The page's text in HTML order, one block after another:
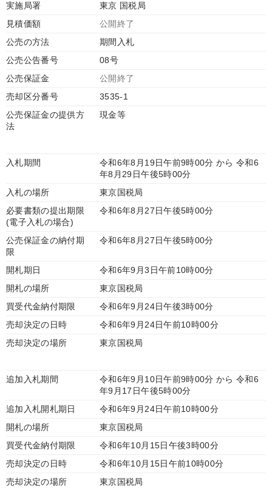
実施局署
東京 国税局
見積価額
公開終了
公売の方法
期間入札
公売公告番号
08号
公売保証金
公開終了
売却区分番号
3535-1
公売保証金の提供方
法
現金等
入札期間
令和6年8月19日午前9時00分 から 令和6
年8月29日午後5時00分
入札の場所
東京国税局
必要書類の提出期限
(電子入札の場合)
令和6年8月27日午後5時00分
公売保証金の納付期
限
令和6年8月27日午後5時00分
開札期日
令和6年9月3日午前10時00分
開札の場所
東京国税局
買受代金納付期限
令和6年9月24日午後3時00分
売却決定の日時
令和6年9月24日午前10時00分
売却決定の場所
東京国税局
追加入札期間
令和6年9月10日午前9時00分 から 令和6
年9月17日午後5時00分
追加入札開札期日
令和6年9月24日午前10時00分
開札の場所
東京国税局
買受代金納付期限
令和6年10月15日午後3時00分
売却決定の日時
令和6年10月15日午前10時00分
売却決定の場所
東京国税局